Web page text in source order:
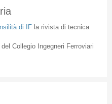
di IFla rivista di tecnica
Collegio Ingegneri Ferroviari